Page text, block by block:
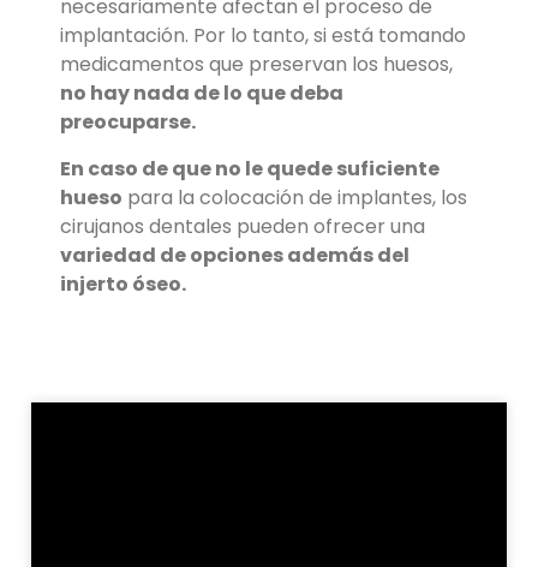
necesariamente afectan el proceso de
implantación. Por lo tanto, si está tomando
medicamentos que preservan los huesos,
no hay nada de lo que deba
preocuparse.
En caso de que no le quede suficiente
hueso para la colocación de implantes, los
cirujanos dentales pueden ofrecer una
variedad de opciones además del
injerto óseo.